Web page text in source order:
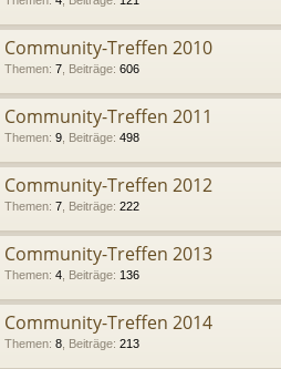
Community-Treffen 2010
Themen: 7 Beiträge: 606
Community-Treffen 2011
Themen: 9 Beiträge: 498
Community-Treffen 2012
Themen: 7 Beiträge: 222
Community-Treffen 2013
Themen: 4 Beiträge: 136
Community-Treffen 2014
Themen: 8 Beiträge: 213